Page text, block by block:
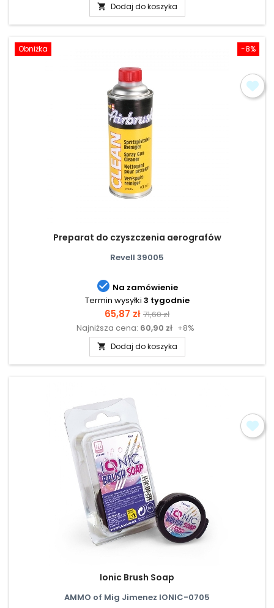
 Dodaj do koszyka
-8%
Obniżka
Preparat do czyszczenia aerografów
Revell 39005
 Na zamówienie
Termin wysyłki 3 tygodnie
Cena
65,87 zł Cena
podstawowa
71,60 zł
Najniższa cena: 60,90 zł +8%
 Dodaj do koszyka
Ionic Brush Soap
AMMO of Mig Jimenez IONIC-0705